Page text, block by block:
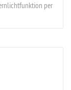
per